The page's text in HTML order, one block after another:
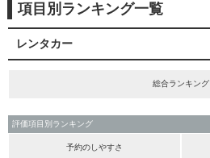
項目別ランキング一覧
レンタカー
総合ランキング
評価項目別ランキング
予約のしやすさ